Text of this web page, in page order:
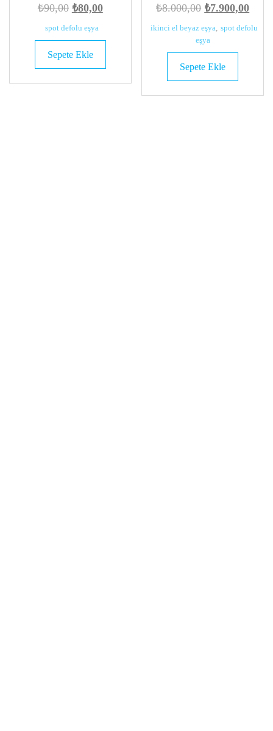
₺90,00 Orijinal
fiyat:
₺90,00.
₺80,00Şu
fiyat:
spot defolu eşya
Sepete Ekle
₺8.000,00 Orijinal
fiyat:
₺8.000,00.
₺7.900,00Şu
ikinci el beyaz eşya
spot defolu
eşya
Sepete Ekle